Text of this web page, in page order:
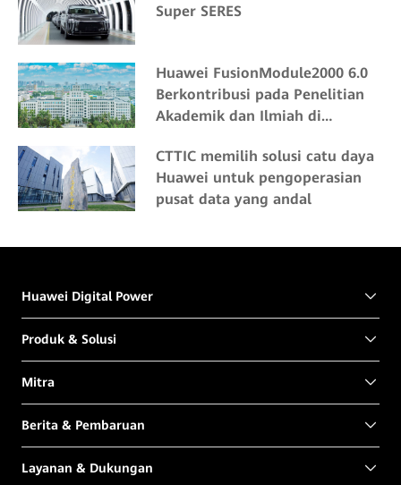
Super SERES
Huawei FusionModule2000 6.0
Berkontribusi pada Penelitian
Akademik dan Ilmiah di
CTTIC memilih solusi catu daya
Huawei untuk pengoperasian
pusat data yang andal
Huawei Digital Power
Produk & Solusi
Mitra
Berita & Pembaruan
Layanan & Dukungan